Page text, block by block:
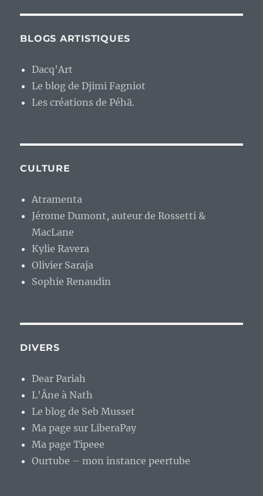
BLOGS ARTISTIQUES
Dacq'Art
Le blog de Djimi Fagniot
Les créations de Péhä.
CULTURE
Atramenta
Jérome Dumont, auteur de Rossetti &
MacLane
Kylie Ravera
Olivier Saraja
Sophie Renaudin
DIVERS
Dear Pariah
L'Âne à Nath
Le blog de Seb Musset
Ma page sur LiberaPay
Ma page Tipeee
Ourtube – mon instance peertube